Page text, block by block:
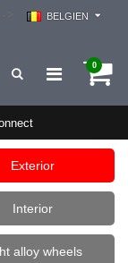
BELGIEN
0
Exterior
Interior
alloy wheels